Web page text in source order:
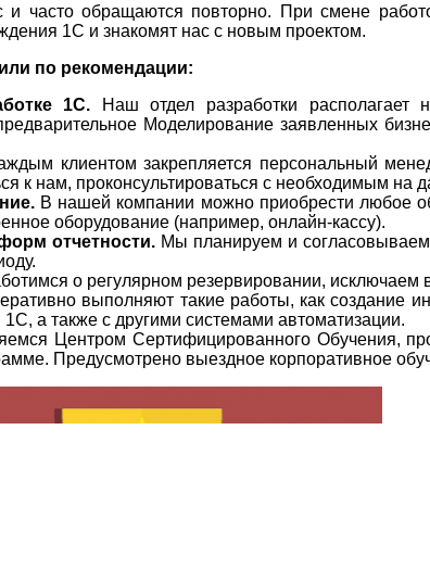
часто обращаются повторно. При смене
1С и знакомят нас с новым проектом.
по рекомендации:
1С.
Наш отдел разработки располагает
Моделирование заявленных
клиентом закрепляется персональный
к нам, проконсультироваться с необходимым на
В нашей компании можно приобрести любое
оборудование (например, онлайн-кассу).
отчетности. Мы планируем и
о регулярном резервировании,
выполняют такие работы, как создание
а также с другими системами автоматизации.
Центром Сертифицированного Обучения,
Предусмотрено выездное корпоративное